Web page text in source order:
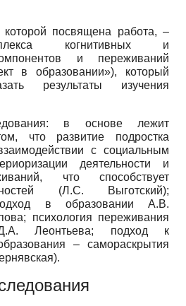
посвящена работа, –
когнитивных и
и переживаний
в образовании»), который
результаты изучения
в основе лежит
что развитие подростка
с социальным
деятельности и
что способствует
(Л.С. Выготский);
в образовании А.В.
психология переживания
Леонтьева; подход к
– самораскрытия